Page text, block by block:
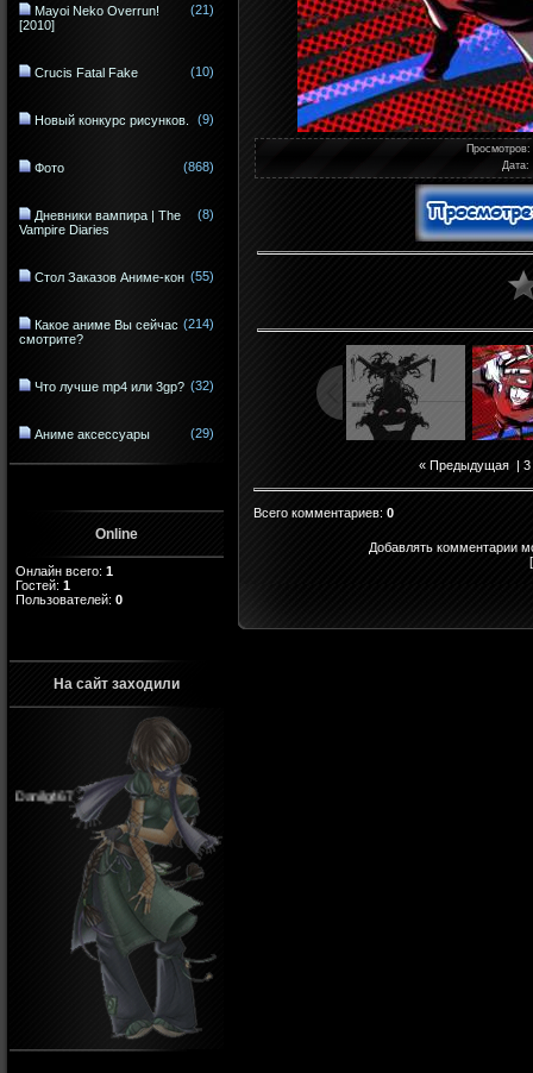
Mayoi Neko Overrun!
[2010]
(21)
Crucis Fatal Fake (10)
Новый конкурс рисунков. (9)
Фото (868)
Дневники вампира | The
Vampire Diaries
(8)
Стол Заказов Аниме-кон (55)
Какое аниме Вы сейчас
смотрите?
(214)
Что лучше mp4 или 3gp? (32)
Аниме аксессуары (29)
Online
Онлайн всего: 1
Гостей: 1
Пользователей: 0
На сайт заходили
Просмотров:
Дата:
« Предыдущая |3
Всего комментариев: 0
Добавлять комментарии